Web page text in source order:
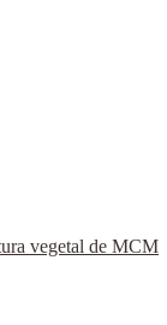
vegetal de MCM